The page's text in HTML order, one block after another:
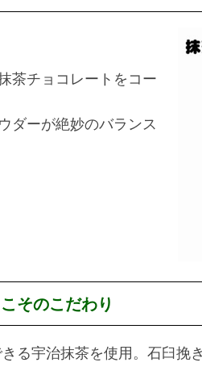
茶チョコレートをコー
ダーが絶妙のバランス
そのこだわり
る宇治抹茶を使用。石臼挽